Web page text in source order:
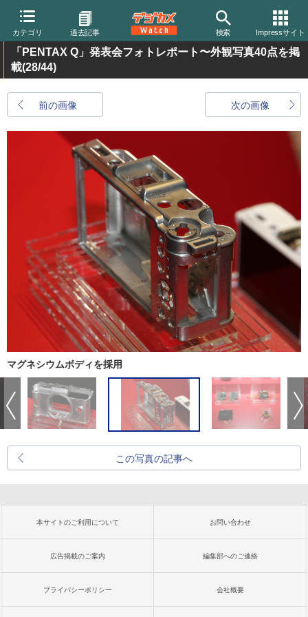
カテゴリ 過去記事 検索 Impressサイト
「PENTAX Q」発表会フォトレポート〜外観写真40点を掲
載(28/44)
前の画像 次の画像
マグネシウムボディを採用
この写真の記事へ
本サイトのご利用について お問い合わせ
広告掲載のご案内 編集部へのご連絡
プライバシーポリシー 会社概要